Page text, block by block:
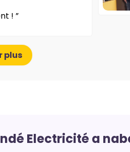
! ”
plus
Electricité a